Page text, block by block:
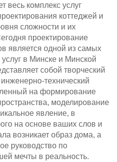
весь комплекс услуг
коттеджей и
сложности и их
проектирование
является одной из самых
в Минске и Минской
собой творческий
технический
на формирование
моделирование
явление, в
на основе ваших слов и
возникает образ дома, а
руководство по
мечты в реальность.